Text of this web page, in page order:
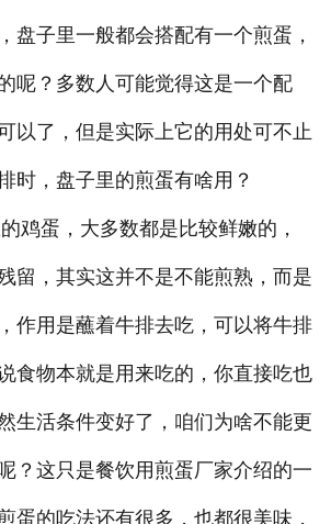
盘子里一般都会搭配有一个煎蛋，
呢？多数人可能觉得这是一个配
以了，但是实际上它的用处可不止
时，盘子里的煎蛋有啥用？
蛋，大多数都是比较鲜嫩的，
留，其实这并不是不能煎熟，而是
作用是蘸着牛排去吃，可以将牛排
食物本就是用来吃的，你直接吃也
生活条件变好了，咱们为啥不能更
？这只是餐饮用煎蛋厂家介绍的一
蛋的吃法还有很多，也都很美味，